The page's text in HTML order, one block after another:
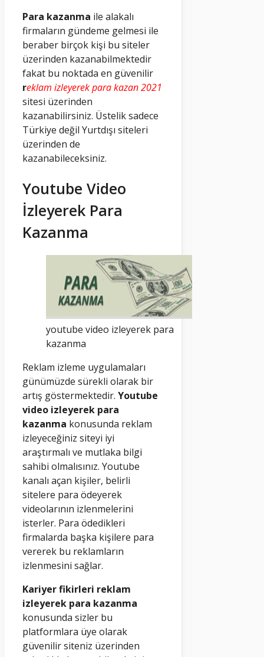
Para kazanma ile alakalı
firmaların gündeme gelmesi ile
beraber birçok kişi bu siteler
üzerinden kazanabilmektedir
fakat bu noktada en güvenilir
reklam izleyerek para kazan 2021
sitesi üzerinden
kazanabilirsiniz. Üstelik sadece
Türkiye değil Yurtdışı siteleri
üzerinden de
kazanabileceksiniz.
Youtube Video
İzleyerek Para
Kazanma
youtube video izleyerek para
kazanma
Reklam izleme uygulamaları
günümüzde sürekli olarak bir
artış göstermektedir. Youtube
video izleyerek para
kazanma konusunda reklam
izleyeceğiniz siteyi iyi
araştırmalı ve mutlaka bilgi
sahibi olmalısınız. Youtube
kanalı açan kişiler, belirli
sitelere para ödeyerek
videolarının izlenmelerini
isterler. Para ödedikleri
firmalarda başka kişilere para
vererek bu reklamların
izlenmesini sağlar.
Kariyer fikirleri reklam
izleyerek para kazanma
konusunda sizler bu
platformlara üye olarak
güvenilir siteniz üzerinden